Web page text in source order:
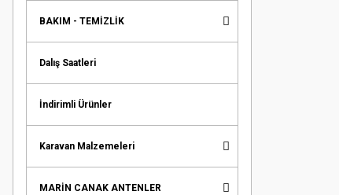
BAKIM - TEMİZLİK
Dalış Saatleri
İndirimli Ürünler
Karavan Malzemeleri
MARİN CANAK ANTENLER